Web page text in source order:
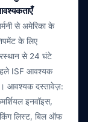
से अमेरिका के
के लिए
से 24 घंटे
ISF आवश्यक
आवश्यक दस्तावेज़:
इनवॉइस,
लिस्ट, बिल ऑफ